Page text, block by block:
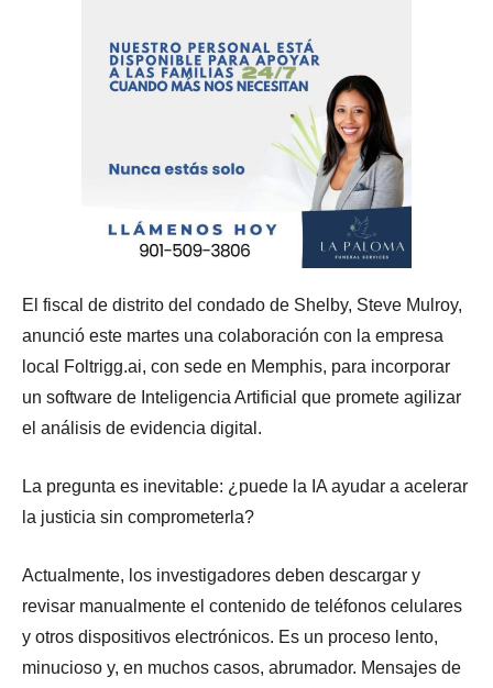
El fiscal de distrito del condado de Shelby, Steve Mulroy,
anunció este martes una colaboración con la empresa
local Foltrigg.ai, con sede en Memphis, para incorporar
un software de Inteligencia Artificial que promete agilizar
el análisis de evidencia digital.
La pregunta es inevitable: ¿puede la IA ayudar a acelerar
la justicia sin comprometerla?
Actualmente, los investigadores deben descargar y
revisar manualmente el contenido de teléfonos celulares
y otros dispositivos electrónicos. Es un proceso lento,
minucioso y, en muchos casos, abrumador. Mensajes de